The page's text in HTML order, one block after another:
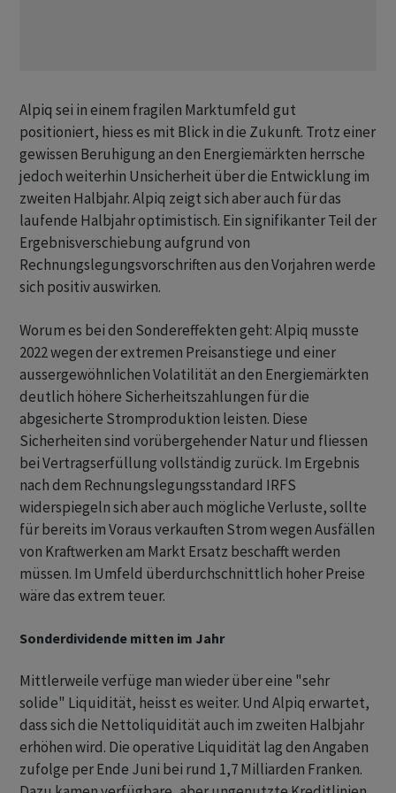
Alpiq sei in einem fragilen Marktumfeld gut
positioniert, hiess es mit Blick in die Zukunft. Trotz einer
gewissen Beruhigung an den Energiemärkten herrsche
jedoch weiterhin Unsicherheit über die Entwicklung im
zweiten Halbjahr. Alpiq zeigt sich aber auch für das
laufende Halbjahr optimistisch. Ein signifikanter Teil der
Ergebnisverschiebung aufgrund von
Rechnungslegungsvorschriften aus den Vorjahren werde
sich positiv auswirken.
Worum es bei den Sondereffekten geht: Alpiq musste
2022 wegen der extremen Preisanstiege und einer
aussergewöhnlichen Volatilität an den Energiemärkten
deutlich höhere Sicherheitszahlungen für die
abgesicherte Stromproduktion leisten. Diese
Sicherheiten sind vorübergehender Natur und fliessen
bei Vertragserfüllung vollständig zurück. Im Ergebnis
nach dem Rechnungslegungsstandard IRFS
widerspiegeln sich aber auch mögliche Verluste, sollte
für bereits im Voraus verkauften Strom wegen Ausfällen
von Kraftwerken am Markt Ersatz beschafft werden
müssen. Im Umfeld überdurchschnittlich hoher Preise
wäre das extrem teuer.
Sonderdividende mitten im Jahr
Mittlerweile verfüge man wieder über eine "sehr
solide" Liquidität, heisst es weiter. Und Alpiq erwartet,
dass sich die Nettoliquidität auch im zweiten Halbjahr
erhöhen wird. Die operative Liquidität lag den Angaben
zufolge per Ende Juni bei rund 1,7 Milliarden Franken.